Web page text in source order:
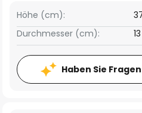
Höhe (cm):
Durchmesser (cm):
13
Haben Sie